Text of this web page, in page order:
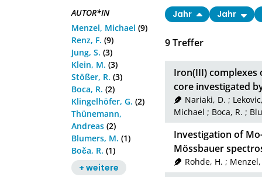
AUTOR*IN
Menzel, Michael (9)
Renz, F. (9)
Jung, S. (3)
Klein, M. (3)
Stößer, R. (3)
Boca, R. (2)
Klingelhöfer, G. (2)
Thünemann,
Andreas (2)
Blumers, M. (1)
Boča, R. (1)
+ weitere
9Treffer
Jahr Jahr
Iron(III) complexes
core investigated
Nariaki, D. ;
Michael ; Boca, R. ;
Investigation of
Mössbauer
Rohde, H. ;